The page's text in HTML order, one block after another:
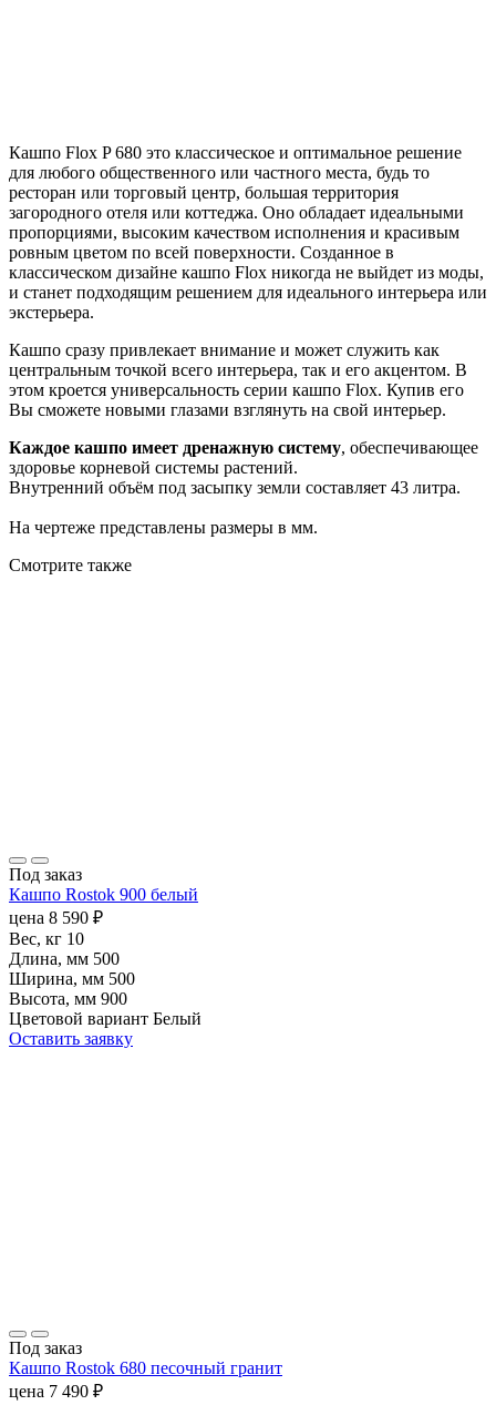
Кашпо Flox P 680 это классическое и оптимальное решение
для любого общественного или частного места, будь то
ресторан или торговый центр, большая территория
загородного отеля или коттеджа. Оно обладает идеальными
пропорциями, высоким качеством исполнения и красивым
ровным цветом по всей поверхности. Созданное в
классическом дизайне кашпо Flox никогда не выйдет из моды,
и станет подходящим решением для идеального интерьера или
экстерьера.
Кашпо сразу привлекает внимание и может служить как
центральным точкой всего интерьера, так и его акцентом. В
этом кроется универсальность серии кашпо Flox. Купив его
Вы сможете новыми глазами взглянуть на свой интерьер.
Каждое кашпо имеет дренажную систему, обеспечивающее
здоровье корневой системы растений.
Внутренний объём под засыпку земли составляет 43 литра.
На чертеже представлены размеры в мм.
Смотрите также
Под заказ
Кашпо Rostok 900 белый
цена 8 590 ₽
Вес, кг 10
Длина, мм 500
Ширина, мм 500
Высота, мм 900
Цветовой вариант Белый
Оставить заявку
Под заказ
Кашпо Rostok 680 песочный гранит
цена 7 490 ₽